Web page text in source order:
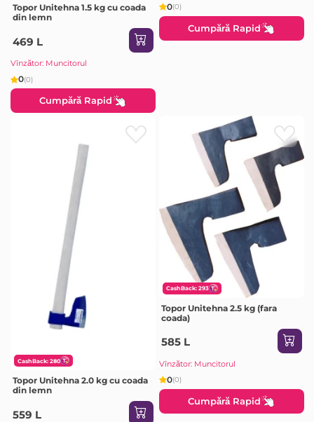
Topor Unitehna 1.5 kg cu coada
din lemn
469 L
Vînzător: Muncitorul
0(0)
Cumpără Rapid
0(0)
Cumpără Rapid
CashBack: 280
Topor Unitehna 2.0 kg cu coada
din lemn
559 L
CashBack: 293
Topor Unitehna 2.5 kg (fara
coada)
585 L
Vînzător: Muncitorul
0(0)
Cumpără Rapid